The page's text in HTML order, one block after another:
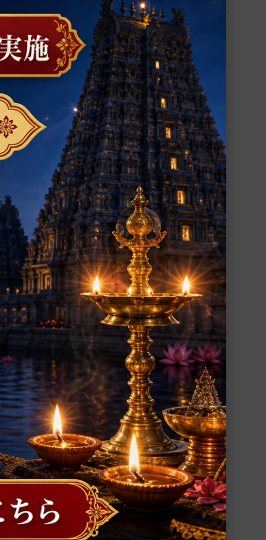
器セ
ガーヤトリー・ジャパマーラー・バッグ
（数珠袋）（受注製作）
ガーヤトリー女神とガーヤトリー・マント
ラが描かれたジャパマーラー・バッグ
4,330円(税込)
ラが
ル
ドゥルガー・ガーヤトリー・マントラ・バ
ングル（パンチャローカム）
ドゥルガー女神のガーヤトリー・マントラ
が刻まれた浄化作用の高い銅製のバングル
1,840円(税込)